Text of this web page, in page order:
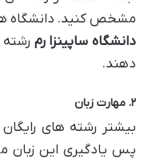
مشخص کنید. دانشگاه
دانشگاه ساپینزا رم رشته
دهند.
۲. مهارت زبان
بیشتر رشته های
پس یادگیری این زبان